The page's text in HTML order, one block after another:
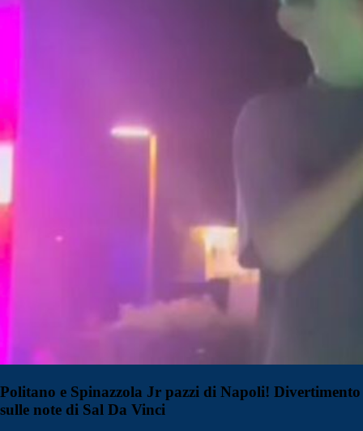
Politano e Spinazzola Jr pazzi di Napoli! Divertimento
sulle note di Sal Da Vinci